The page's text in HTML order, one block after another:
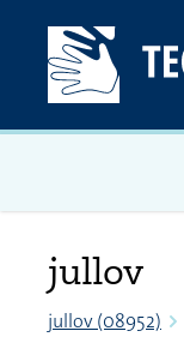
jullov
jullov (08952)